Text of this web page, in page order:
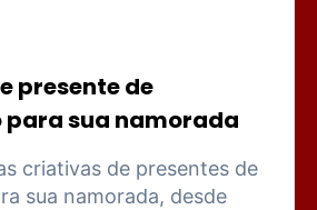
presente de
sua namorada
criativas de presentes de
sua namorada, desde